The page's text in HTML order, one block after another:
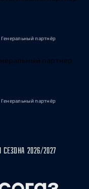
Генеральный партнёр
Генеральный партнёр
2026/2027